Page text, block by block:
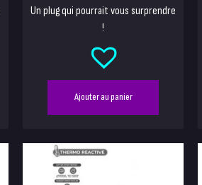
Un plug qui pourrait vous surprendre
!
Ajouter au panier